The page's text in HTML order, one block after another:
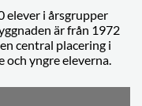
elever i årsgrupper
är från 1972
central placering i
och yngre eleverna.